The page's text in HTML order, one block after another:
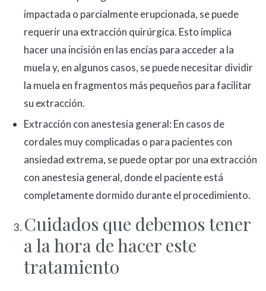
impactada o parcialmente erupcionada, se puede
requerir una extracción quirúrgica. Esto implica
hacer una incisión en las encías para acceder a la
muela y, en algunos casos, se puede necesitar dividir
la muela en fragmentos más pequeños para facilitar
su extracción.
Extracción con anestesia general: En casos de
cordales muy complicadas o para pacientes con
ansiedad extrema, se puede optar por una extracción
con anestesia general, donde el paciente está
completamente dormido durante el procedimiento.
Cuidados que debemos tener
a la hora de hacer este
tratamiento